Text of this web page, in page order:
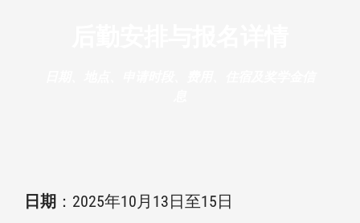
日期 ：2025年10月13日至15日